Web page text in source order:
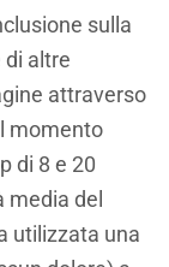
sulla
di altre
attraverso
momento
di 8 e 20
media del
utilizzata una